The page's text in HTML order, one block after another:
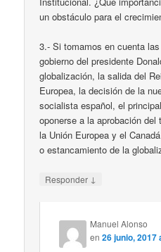
un obstáculo para el
3.- Si tomamos en cuenta
gobierno del presidente
globalización, la salida del
Europea, la decisión de la
socialista español, el
oponerse a la aprobación
la Unión Europea y el
o estancamiento de la
Responder ↓
Manuel Alonso
en26 junio, 2017